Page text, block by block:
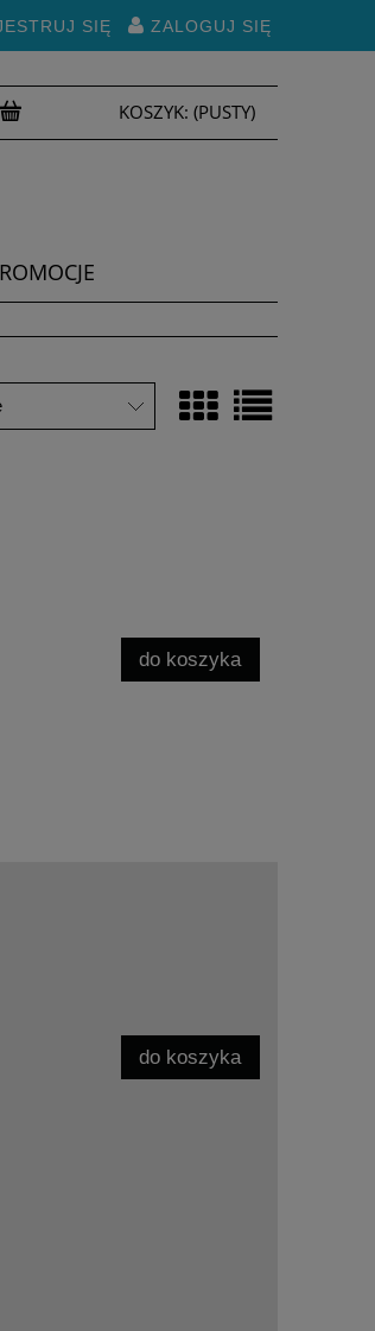
SIĘ ZALOGUJ SIĘ
KOSZYK: (PUSTY)
do koszyka
do koszyka